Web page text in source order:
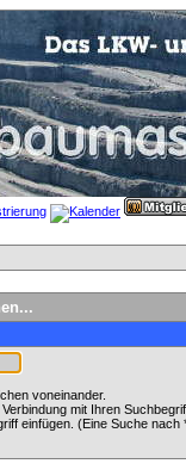
voneinander.
mit Ihren
einfügen. (Eine Suche